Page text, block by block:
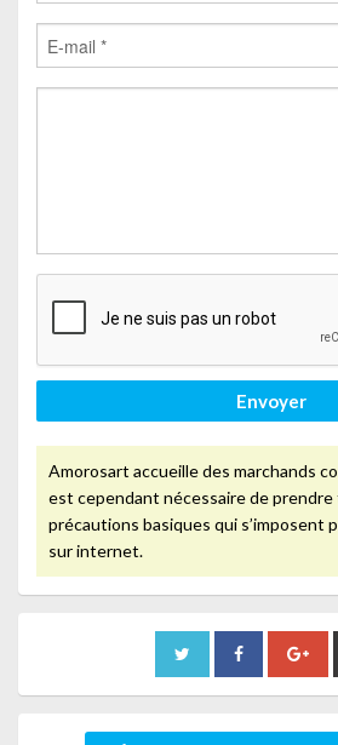
Envoyer
Amorosart accueille des marchands
est cependant nécessaire de
précautions basiques qui s’imposent
sur internet.